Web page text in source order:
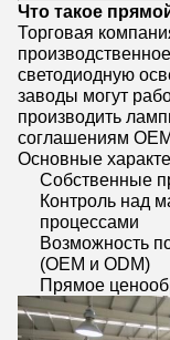
Что такое
Торговая
светодиодную
заводы могут
производить
соглашениям
Основные
Собственные
Контроль над
процессами
Возможность
(OEM и ODM)
Прямое